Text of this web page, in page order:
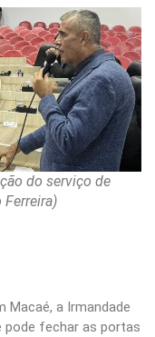
do serviço de
Macaé, a Irmandade
pode fechar as portas